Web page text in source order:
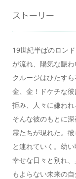
ストーリー
19世紀半ばのロン
が流れ、陽気な賑
クルージはひたす
金、金！ドケチな
拒み、人々に嫌われ
そんな彼のもとに
霊たちが現れた。
と連れていく。幼
幸せな日々と別れ
もよらない未来の自